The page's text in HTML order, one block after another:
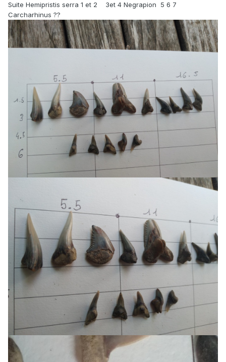
Suite Hemipristis serra 1 et 2 3et 4 Negrapion 5 6 7
Carcharhinus ??